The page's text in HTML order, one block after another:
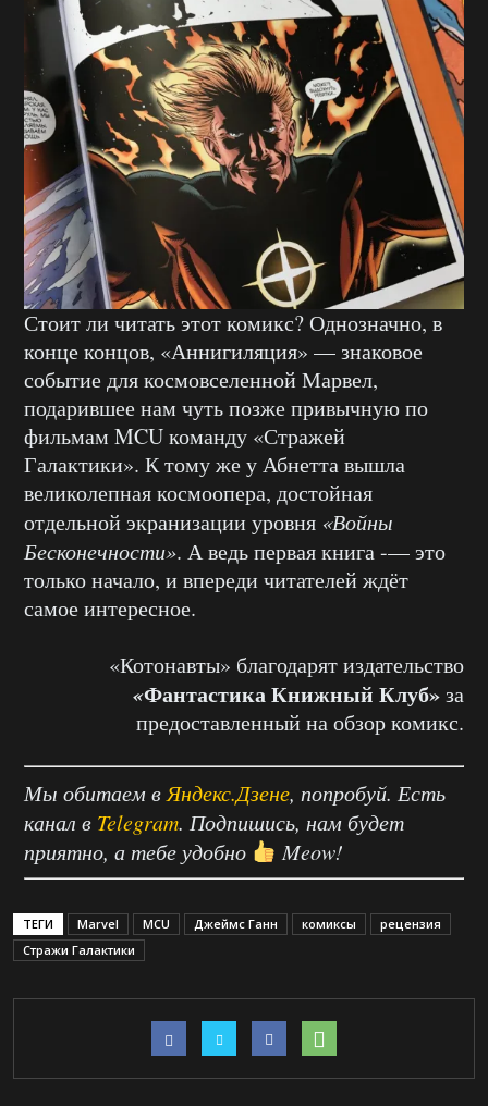
Стоит ли читать этот комикс? Однозначно, в
конце концов, «Аннигиляция» — знаковое
событие для космовселенной Марвел,
подарившее нам чуть позже привычную по
фильмам MCU команду «Стражей
Галактики». К тому же у Абнетта вышла
великолепная космоопера, достойная
отдельной экранизации уровня «Войны
Бесконечности». А ведь первая книга -— это
только начало, и впереди читателей ждёт
самое интересное.
«Котонавты» благодарят издательство
«Фантастика Книжный Клуб»за
предоставленный на обзор комикс.
Мы обитаем в Яндекс.Дзене, попробуй. Есть
канал в Telegram. Подпишись, нам будет
приятно, а тебе удобно
Meow!
ТЕГИ Marvel MCU Джеймс Ганн комиксы
рецензия
Стражи Галактики